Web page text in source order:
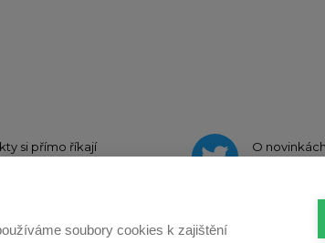
soubory cookies k zajištění
si přímo říkají O